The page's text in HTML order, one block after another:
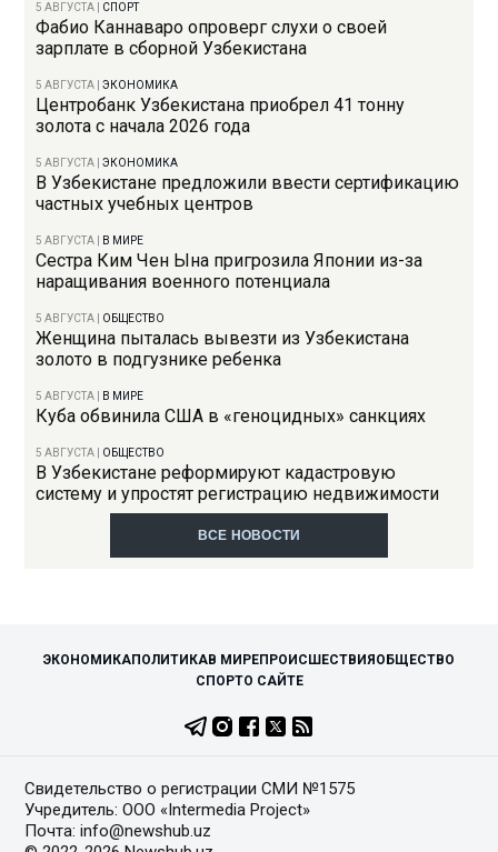
5 АВГУСТА СПОРТ
Фабио Каннаваро опроверг слухи о своей
зарплате в сборной Узбекистана
5 АВГУСТА |ЭКОНОМИКА
Центробанк Узбекистана приобрел 41 тонну
золота с начала 2026 года
5 АВГУСТА |ЭКОНОМИКА
В Узбекистане предложили ввести сертификацию
частных учебных центров
5 АВГУСТА В МИРЕ
Сестра Ким Чен Ына пригрозила Японии из-за
наращивания военного потенциала
5 АВГУСТА ОБЩЕСТВО
Женщина пыталась вывезти из Узбекистана
золото в подгузнике ребенка
5 АВГУСТА В МИРЕ
Куба обвинила США в «геноцидных» санкциях
5 АВГУСТА ОБЩЕСТВО
В Узбекистане реформируют кадастровую
систему и упростят регистрацию недвижимости
ВСЕ НОВОСТИ
ЭКОНОМИКАПОЛИТИКАВ МИРЕПРОИСШЕСТВИЯ ОБЩЕСТВО
СПОРТО САЙТЕ
Свидетельство о регистрации СМИ №1575
Учредитель: ООО «Intermedia Project»
Почта: info@newshub.uz